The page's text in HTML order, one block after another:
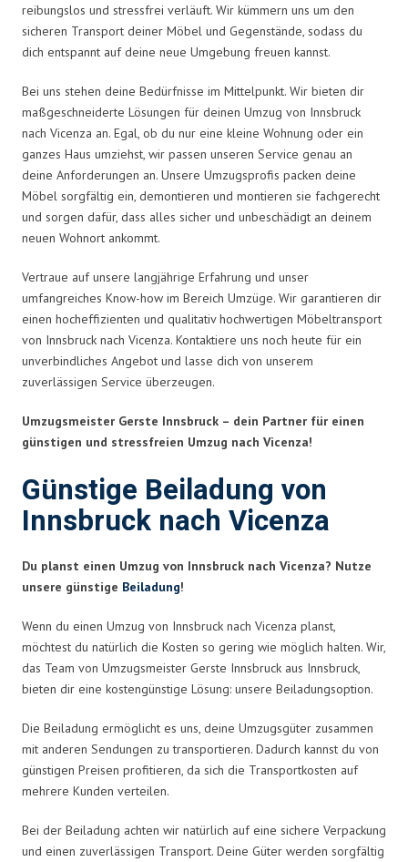
reibungslos und stressfrei verläuft. Wir kümmern uns um den
sicheren Transport deiner Möbel und Gegenstände, sodass du
dich entspannt auf deine neue Umgebung freuen kannst.
Bei uns stehen deine Bedürfnisse im Mittelpunkt. Wir bieten dir
maßgeschneiderte Lösungen für deinen Umzug von Innsbruck
nach Vicenza an. Egal, ob du nur eine kleine Wohnung oder ein
ganzes Haus umziehst, wir passen unseren Service genau an
deine Anforderungen an. Unsere Umzugsprofis packen deine
Möbel sorgfältig ein, demontieren und montieren sie fachgerecht
und sorgen dafür, dass alles sicher und unbeschädigt an deinem
neuen Wohnort ankommt.
Vertraue auf unsere langjährige Erfahrung und unser
umfangreiches Know-how im Bereich Umzüge. Wir garantieren dir
einen hocheffizienten und qualitativ hochwertigen Möbeltransport
von Innsbruck nach Vicenza. Kontaktiere uns noch heute für ein
unverbindliches Angebot und lasse dich von unserem
zuverlässigen Service überzeugen.
Umzugsmeister Gerste Innsbruck – dein Partner für einen
günstigen und stressfreien Umzug nach Vicenza!
Günstige Beiladung von
Innsbruck nach Vicenza
Du planst einen Umzug von Innsbruck nach Vicenza? Nutze
unsere günstige Beiladung!
Wenn du einen Umzug von Innsbruck nach Vicenza planst,
möchtest du natürlich die Kosten so gering wie möglich halten. Wir,
das Team von Umzugsmeister Gerste Innsbruck aus Innsbruck,
bieten dir eine kostengünstige Lösung: unsere Beiladungsoption.
Die Beiladung ermöglicht es uns, deine Umzugsgüter zusammen
mit anderen Sendungen zu transportieren. Dadurch kannst du von
günstigen Preisen profitieren, da sich die Transportkosten auf
mehrere Kunden verteilen.
Bei der Beiladung achten wir natürlich auf eine sichere Verpackung
und einen zuverlässigen Transport. Deine Güter werden sorgfältig